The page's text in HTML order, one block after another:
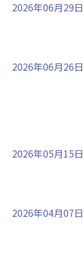
2026年06月29日
2026年06月26日
2026年05月15日
2026年04月07日